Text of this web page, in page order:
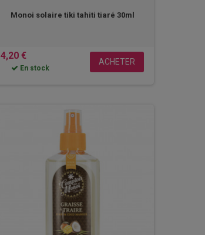
Monoi solaire tiki tahiti tiaré 30ml
4,20 €
En stock
ACHETER